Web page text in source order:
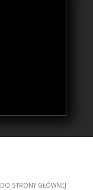
STRONY GŁÓWNEJ